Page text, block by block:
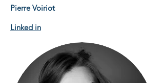
Pierre Voiriot
Linked in